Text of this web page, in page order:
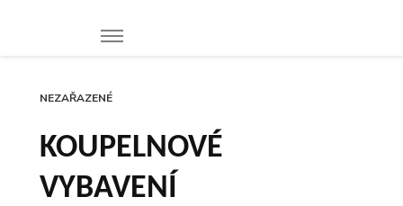
NEZAŘAZENÉ
KOUPELNOVÉ
VYBAVENÍ